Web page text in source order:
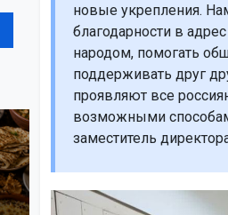
новые укрепления.
благодарности в
народом, помогать
поддерживать друг
проявляют все
возможными
заместитель